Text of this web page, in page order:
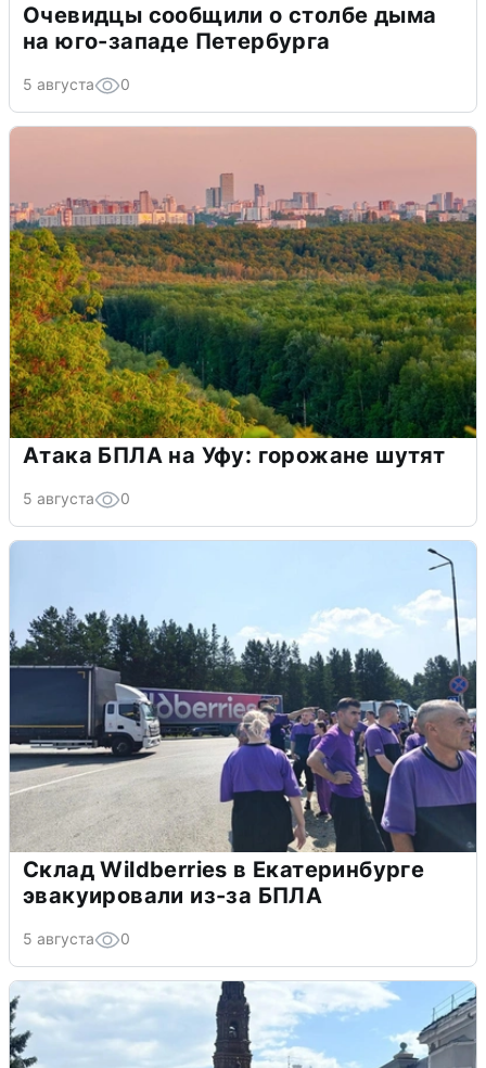
Очевидцы сообщили о столбе дыма
на юго-западе Петербурга
5 августа 0
Атака БПЛА на Уфу: горожане шутят
5 августа 0
Склад Wildberries в Екатеринбурге
эвакуировали из-за БПЛА
5 августа 0